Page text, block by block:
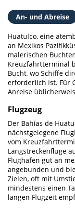
An- und Abreise
Huatulco, eine
an Mexikos
malerischen
Kreuzfahrtterminal
Bucht, wo Schiffe
erforderlich ist. Für
Anreise
Flugzeug
Der Bahías de
nächstgelegene
vom
Langstreckenflüge
Flughafen gut an
angebunden und
Zielen, oft mit
mindestens einen
langen Flugzeit